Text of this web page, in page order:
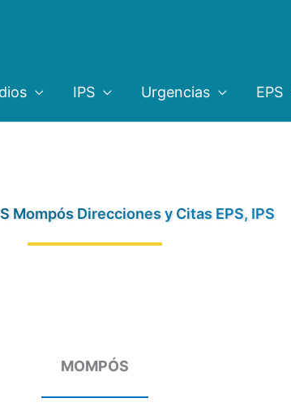
IPS Urgencias EPS
Mompós Direcciones y Citas EPS, IPS
MOMPÓS